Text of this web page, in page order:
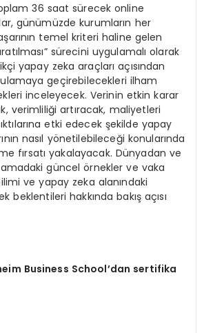
36 saat sürecek online
günümüzde kurumların her
temel kriteri haline gelen
sürecini uygulamalı olarak
yapay zeka araçları açısından
geçirebilecekleri ilham
inceleyecek. Verinin etkin karar
verimliliği artıracak, maliyetleri
etki edecek şekilde yapay
nasıl yönetilebileceği konularında
fırsatı yakalayacak. Dünyadan ve
güncel örnekler ve vaka
ve yapay zeka alanındaki
beklentileri hakkında bakış açısı
Business School’dan sertifika